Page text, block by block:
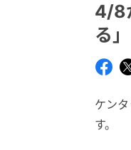
4/8
る
ケン
す。